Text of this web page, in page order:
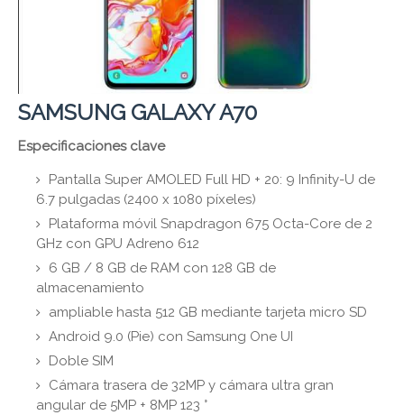
SAMSUNG GALAXY A70
Especificaciones clave
Pantalla Super AMOLED Full HD + 20: 9 Infinity-U de
6.7 pulgadas (2400 x 1080 píxeles)
Plataforma móvil Snapdragon 675 Octa-Core de 2
GHz con GPU Adreno 612
6 GB / 8 GB de RAM con 128 GB de
almacenamiento
ampliable hasta 512 GB mediante tarjeta micro SD
Android 9.0 (Pie) con Samsung One UI
Doble SIM
Cámara trasera de 32MP y cámara ultra gran
angular de 5MP + 8MP 123 °